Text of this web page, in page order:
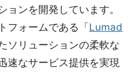
ョンを開発しています。
フォームである「Lumad
ソリューションの柔軟な
速なサービス提供を実現